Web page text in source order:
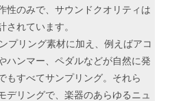
性のみで、サウンドクオリティは
れています。
プリング素材に加え、例えばアコ
ハンマー、ペダルなどが自然に発
もすべてサンプリング。それら
デリングで、楽器のあらゆるニュ